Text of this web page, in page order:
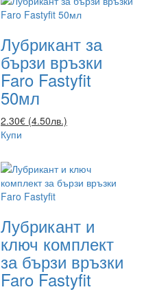
Лубрикант за
бързи връзки
Faro Fastyfit
50мл
2.30€ (4.50лв.)
Купи
Лубрикант и
ключ комплект
за бързи връзки
Faro Fastyfit